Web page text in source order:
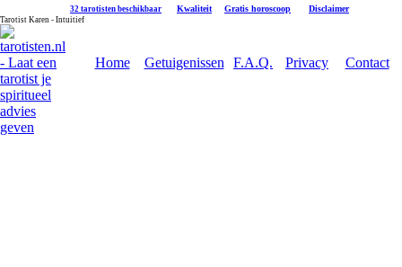
32 tarotisten beschikbaar Kwaliteit Gratis horoscoop Disclaimer
Tarotist Karen - Intuitief
Home Getuigenissen F.A.Q. Privacy Contact